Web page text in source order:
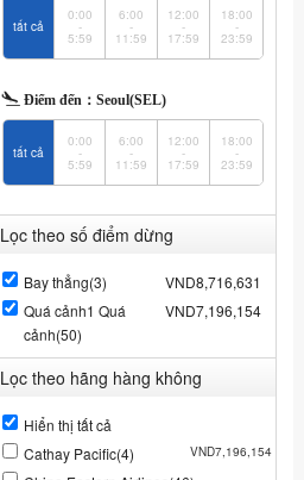
tất cả
0:00
-
5:59
6:00
-
11:59
12:00
-
17:59
18:00
-
23:59
Điểm đến： Seoul(SEL)
tất cả
0:00
-
5:59
6:00
-
11:59
12:00
-
17:59
18:00
-
23:59
Lọc theo số điểm dừng
Bay thẳng(3)
VND8,716,631
Quá cảnh1 Quá
cảnh(50)
VND7,196,154
Lọc theo hãng hàng không
Hiển thị tất cả
Cathay Pacific(4)
VND7,196,154